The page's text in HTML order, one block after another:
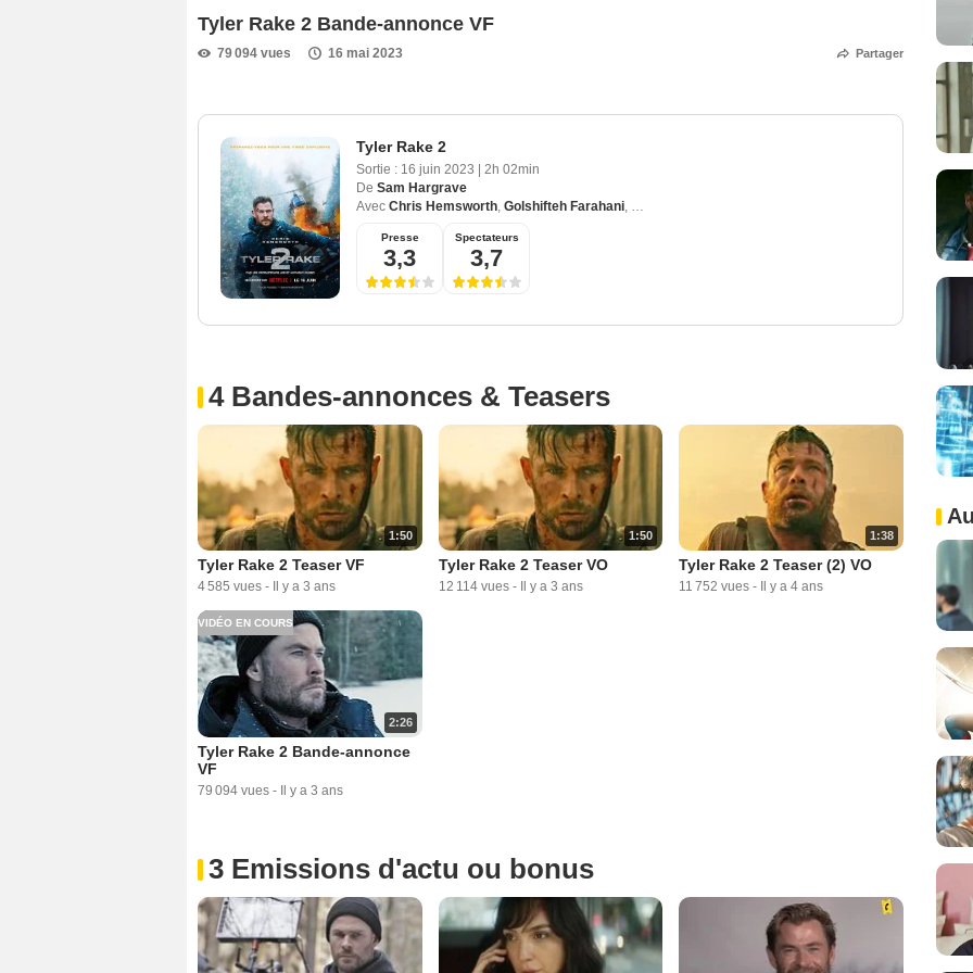
Tyler Rake 2 Bande-annonce VF
79 094 vues 16 mai 2023 Partager
Tyler Rake 2
Sortie : 16 juin 2023
2h 02min
De Sam Hargrave
Avec Chris Hemsworth, Golshifteh Farahani, Adam Bessa
Presse
3,3
Spectateurs
3,7
4 Bandes-annonces & Teasers
1:50
Tyler Rake 2 Teaser VF
4 585 vues - Il y a 3 ans
1:50
Tyler Rake 2 Teaser VO
12 114 vues - Il y a 3 ans
1:38
Tyler Rake 2 Teaser (2) VO
11 752 vues - Il y a 4 ans
2:26
VIDÉO EN COURS
Tyler Rake 2 Bande-annonce
VF
79 094 vues - Il y a 3 ans
3 Emissions d'actu ou bonus